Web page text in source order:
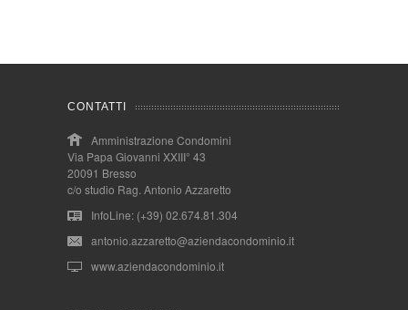
CONTATTI
Amministrazione Condomini
Via Papa Giovanni XXIII° 43
20091 Bresso
c/o studio Rag. Antonio Azzaretto
InfoLine: (+39) 02.674.81.304
antonio.azzaretto@aziendacondominio.it
www.aziendacondominio.it